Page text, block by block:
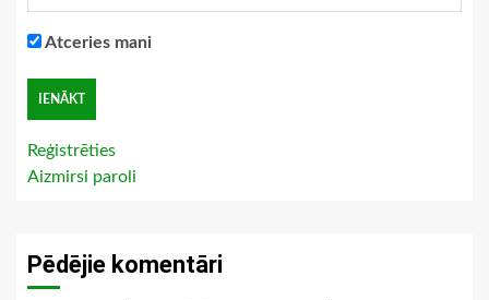
Atceries mani
Reģistrēties
Aizmirsi paroli
Pēdējie komentāri